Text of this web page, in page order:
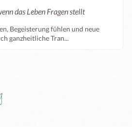
das Leben Fragen stellt
Begeisterung fühlen und neue
ganzheitliche Tran...